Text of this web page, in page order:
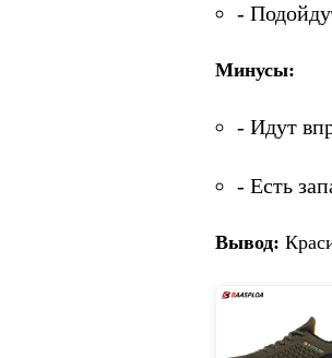
-
Минусы:
- Идут
- Есть
Вывод: